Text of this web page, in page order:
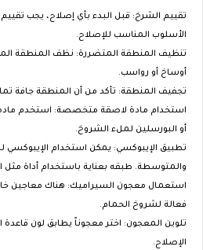
تقييم الشرخ: قبل البدء بأي إصلاح، يجب
الأسلوب المناسب للإصلاح.
تنظيف المنطقة المتضررة: نظف المنطقة
أوساخ أو رواسب.
تجفيف المنطقة: تأكد من أن المنطقة جافة
استخدام مادة لاصقة متخصصة: استخدم
أو البورسلين لملء الشروخ.
تطبيق الإيبوكسي: يمكن استخدام الإيبوكسي
والمتوسطة. طبقه بعناية باستخدام أداة مثل
استعمال معجون السيراميك: هناك معاجين
فعالة لشروخ الحمام.
تلوين المعجون: اختر معجوناً يطابق لون
الإصلاح.